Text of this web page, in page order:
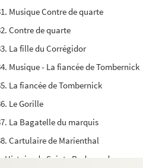
Musique Contre de quarte
Contre de quarte
La fille du Corrégidor
Musique - La fiancée de Tombernick
La fiancée de Tombernick
Le Gorille
La Bagatelle du marquis
Cartulaire de Marienthal
Histoire de Sainte Radegonde